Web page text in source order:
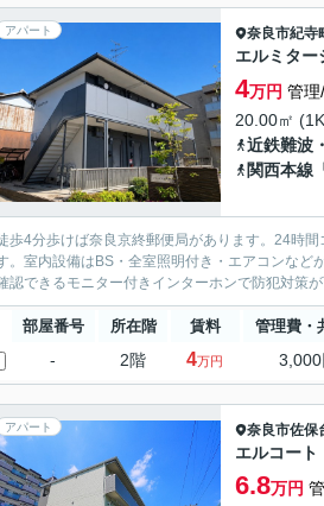
アパート 奈良市紀寺
エルミター
4万円 管理
20.00㎡
近鉄難波
関西本線
歩4分歩けば奈良京終郵便局があります。24時
。室内設備はBS・全室照明付き・エアコンなど
認できるモニター付きインターホンで防犯対策
部屋番号 所在階 賃料 管理費・
- 2階 4万円 3,000
アパート 奈良市佐保
エルコート
6.8万円